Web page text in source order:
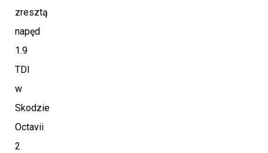
zresztą
napęd
1.9
TDI
w
Skodzie
Octavii
2